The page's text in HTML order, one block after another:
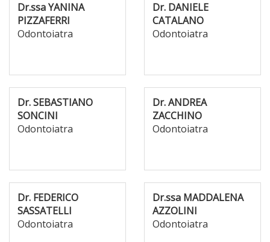
Dr.ssa YANINA
PIZZAFERRI
Odontoiatra
Dr. DANIELE
CATALANO
Odontoiatra
Dr. SEBASTIANO
SONCINI
Odontoiatra
Dr. ANDREA
ZACCHINO
Odontoiatra
Dr. FEDERICO
SASSATELLI
Odontoiatra
Dr.ssa MADDALENA
AZZOLINI
Odontoiatra